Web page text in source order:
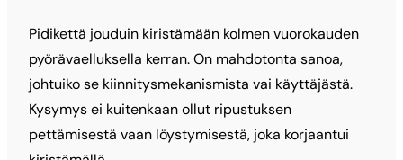
Pidikettä jouduin kiristämään kolmen vuorokauden
pyörävaelluksella kerran. On mahdotonta sanoa,
johtuiko se kiinnitysmekanismista vai käyttäjästä.
Kysymys ei kuitenkaan ollut ripustuksen
pettämisestä vaan löystymisestä, joka korjaantui